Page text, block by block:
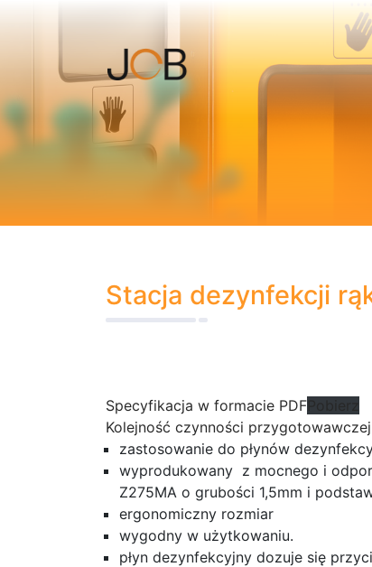
Stacja dezynfekcji
Specyfikacja w formacie PDF
Kolejność czynności
zastosowanie do płynów
wyprodukowany z mocnego i
Z275MA o grubości 1,5mm i
ergonomiczny rozmiar
wygodny w użytkowaniu.
płyn dezynfekcyjny dozuje się